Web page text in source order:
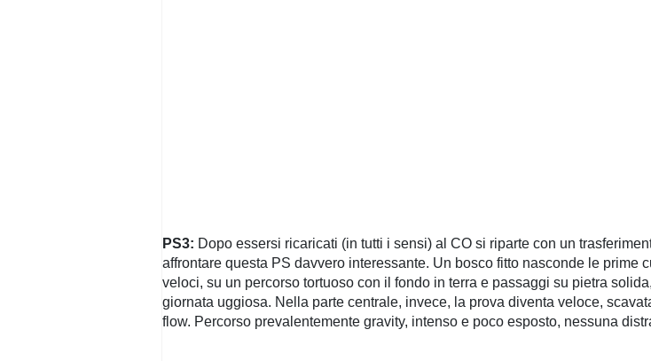
PS3: Dopo essersi ricaricati (in tutti i sensi) al CO si riparte con un
affrontare questa PS davvero interessante. Un bosco fitto nasconde le prime
veloci, su un percorso tortuoso con il fondo in terra e passaggi su pietra
giornata uggiosa. Nella parte centrale, invece, la prova diventa veloce,
flow. Percorso prevalentemente gravity, intenso e poco esposto, nessuna